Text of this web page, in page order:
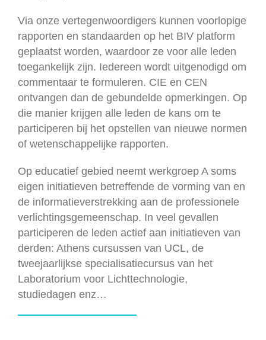
Via onze vertegenwoordigers kunnen voorlopige
rapporten en standaarden op het BIV platform
geplaatst worden, waardoor ze voor alle leden
toegankelijk zijn. Iedereen wordt uitgenodigd om
commentaar te formuleren. CIE en CEN
ontvangen dan de gebundelde opmerkingen. Op
die manier krijgen alle leden de kans om te
participeren bij het opstellen van nieuwe normen
of wetenschappelijke rapporten.
Op educatief gebied neemt werkgroep A soms
eigen initiatieven betreffende de vorming van en
de informatieverstrekking aan de professionele
verlichtingsgemeenschap. In veel gevallen
participeren de leden actief aan initiatieven van
derden: Athens cursussen van UCL, de
tweejaarlijkse specialisatiecursus van het
Laboratorium voor Lichttechnologie,
studiedagen enz…